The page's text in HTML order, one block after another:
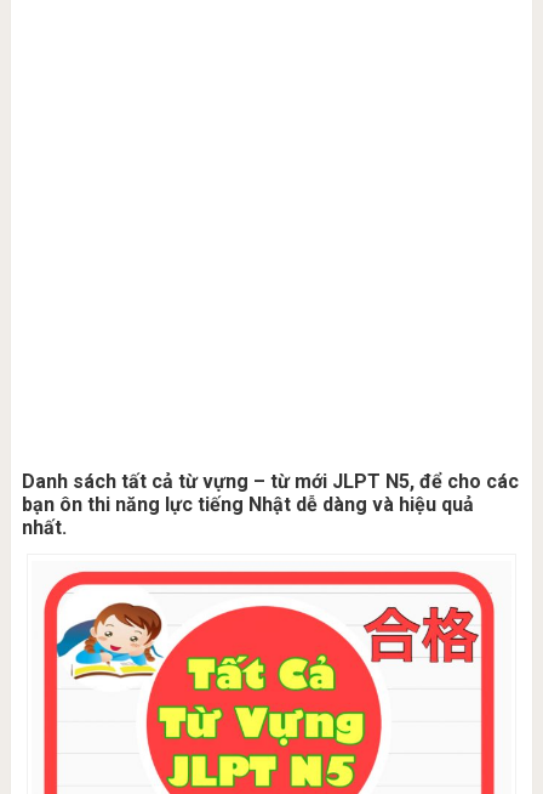
Danh sách tất cả từ vựng – từ mới JLPT N5, để cho các
bạn ôn thi năng lực tiếng Nhật dễ dàng và hiệu quả
nhất.